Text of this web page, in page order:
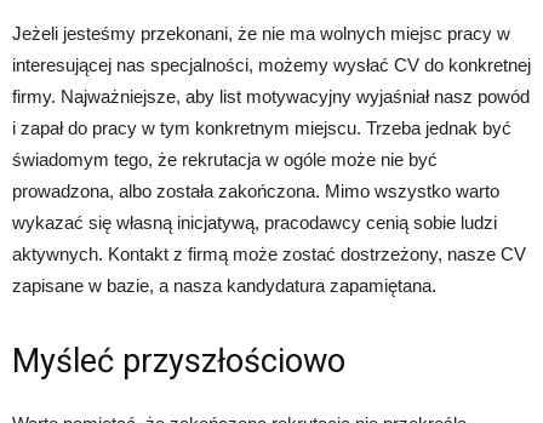
Jeżeli jesteśmy przekonani, że nie ma wolnych miejsc pracy w
interesującej nas specjalności, możemy wysłać CV do konkretnej
firmy. Najważniejsze, aby list motywacyjny wyjaśniał nasz powód
i zapał do pracy w tym konkretnym miejscu. Trzeba jednak być
świadomym tego, że rekrutacja w ogóle może nie być
prowadzona, albo została zakończona. Mimo wszystko warto
wykazać się własną inicjatywą, pracodawcy cenią sobie ludzi
aktywnych. Kontakt z firmą może zostać dostrzeżony, nasze CV
zapisane w bazie, a nasza kandydatura zapamiętana.
Myśleć przyszłościowo